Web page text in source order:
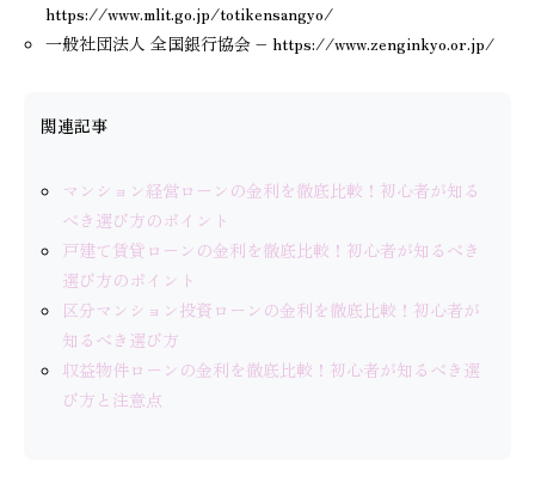
https://www.mlit.go.jp/totikensangyo/
一般社団法人 全国銀行協会 – https://www.zenginkyo.or.jp/
関連記事
マンション経営ローンの金利を徹底比較！初心者が知る
べき選び方のポイント
戸建て賃貸ローンの金利を徹底比較！初心者が知るべき
選び方のポイント
区分マンション投資ローンの金利を徹底比較！初心者が
知るべき選び方
収益物件ローンの金利を徹底比較！初心者が知るべき選
び方と注意点